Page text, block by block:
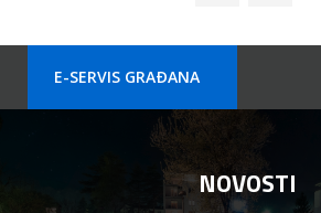
E-SERVIS GRAÐANA
NOVOSTI